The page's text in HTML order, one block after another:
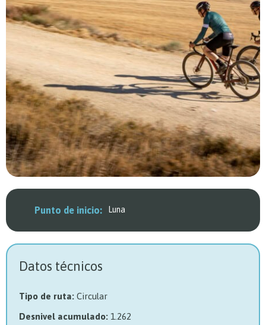
Punto de inicio: Luna
Datos técnicos
Tipo de ruta: Circular
Desnivel acumulado: 1.262